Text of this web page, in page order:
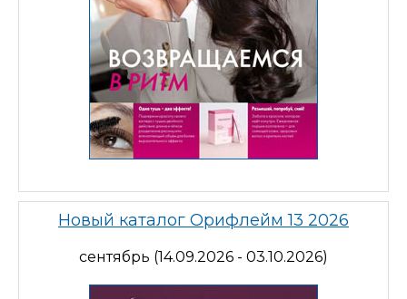
Новый каталог Орифлейм 13 2026
сентябрь (14.09.2026 - 03.10.2026)